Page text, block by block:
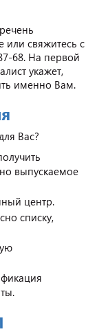
или свяжитесь с
68. На первой
укажет,
именно Вам.
Вас?
выпускаемое
центр.
списку,